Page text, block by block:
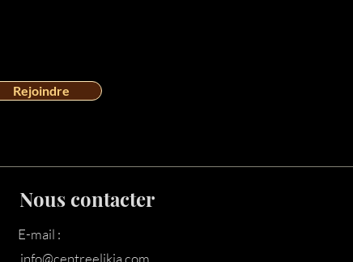
Rejoindre
Nous contacter
E-mail :
info@centreelikia.com